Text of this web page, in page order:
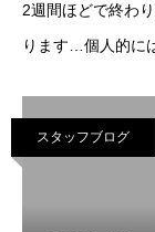
2週間ほどで終わ
ります…個人的に
したが結局は普段
スタッフブログ